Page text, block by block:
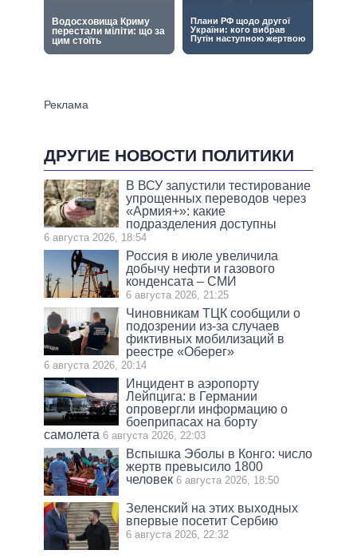
ДРУГИЕ НОВОСТИ ПОЛИТИКИ
В ВСУ запустили тестирование
упрощенных переводов через
«Армия+»: какие
подразделения доступны
6 августа 2026, 18:54
Россия в июле увеличила
добычу нефти и газового
конденсата – СМИ
6 августа 2026, 21:25
Чиновникам ТЦК сообщили о
подозрении из-за случаев
фиктивных мобилизаций в
реестре «Оберег»
6 августа 2026, 20:14
Инцидент в аэропорту
Лейпцига: в Германии
опровергли информацию о
боеприпасах на борту
самолета 6 августа 2026, 22:03
Вспышка Эболы в Конго: число
жертв превысило 1800
человек 6 августа 2026, 18:50
Зеленский на этих выходных
впервые посетит Сербию
6 августа 2026, 22:32